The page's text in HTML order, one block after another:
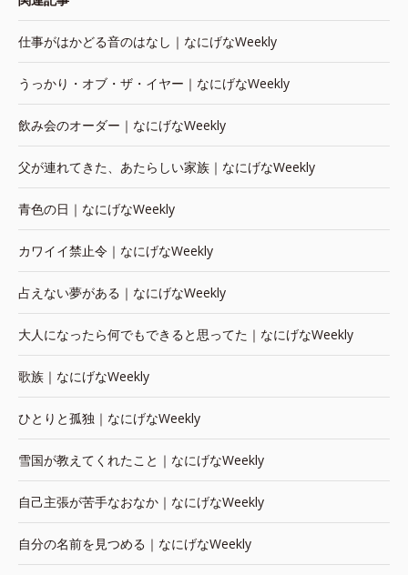
仕事がはかどる音のはなし｜なにげなWeekly
うっかり・オブ・ザ・イヤー｜なにげなWeekly
飲み会のオーダー｜なにげなWeekly
父が連れてきた、あたらしい家族｜なにげなWeekly
青色の日｜なにげなWeekly
カワイイ禁止令｜なにげなWeekly
占えない夢がある｜なにげなWeekly
大人になったら何でもできると思ってた｜なにげなWeekly
歌族｜なにげなWeekly
ひとりと孤独｜なにげなWeekly
雪国が教えてくれたこと｜なにげなWeekly
自己主張が苦手なおなか｜なにげなWeekly
自分の名前を見つめる｜なにげなWeekly